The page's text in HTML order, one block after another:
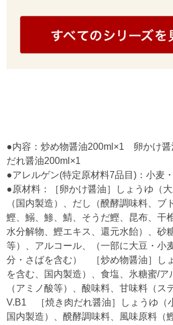
●内容：炒め物醤油200ml×1 卵かけ
だれ醤油200ml×1
●アレルゲン(特定原材料7品目)：小麦
●原材料：［卵かけ醤油］しょうゆ（大
（国内製造）、だし（醗酵調味料、ブ
鰹、鰯、鯵、鯖、そうだ鰹、昆布、干
水分解物、鰹エキス、還元水飴）、砂
等）、アルコール、（一部に大豆・小
分・さばを含む） ［炒め物醤油］し
を含む、国内製造）、食塩、氷糖蜜/ア
（アミノ酸等）、酸味料、甘味料（ス
V.B1 ［焼き肉だれ醤油］しょうゆ（
国内製造）、醗酵調味料、風味原料（